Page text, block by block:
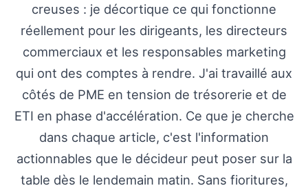
creuses : je décortique ce qui fonctionne
réellement pour les dirigeants, les directeurs
commerciaux et les responsables marketing
qui ont des comptes à rendre. J'ai travaillé aux
côtés de PME en tension de trésorerie et de
ETI en phase d'accélération. Ce que je cherche
dans chaque article, c'est l'information
actionnables que le décideur peut poser sur la
table dès le lendemain matin. Sans fioritures,